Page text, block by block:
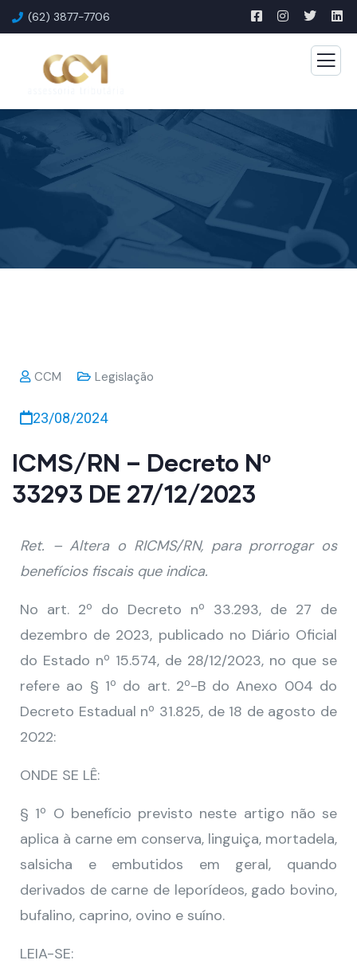
(62) 3877-7706
CCM Legislação
23/08/2024
ICMS/RN – Decreto Nº
33293 DE 27/12/2023
Ret. – Altera o RICMS/RN, para prorrogar os
benefícios fiscais que indica.
No art. 2º do Decreto nº 33.293, de 27 de
dezembro de 2023, publicado no Diário Oficial
do Estado nº 15.574, de 28/12/2023, no que se
refere ao § 1º do art. 2º-B do Anexo 004 do
Decreto Estadual nº 31.825, de 18 de agosto de
2022:
ONDE SE LÊ:
§ 1º O benefício previsto neste artigo não se
aplica à carne em conserva, linguiça, mortadela,
salsicha e embutidos em geral, quando
derivados de carne de leporídeos, gado bovino,
bufalino, caprino, ovino e suíno.
LEIA-SE: